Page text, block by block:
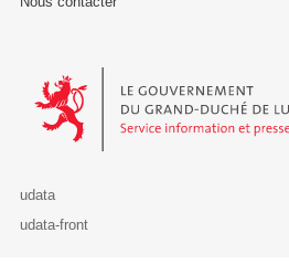
Le Gouvernement du Grand-Duché
udata
udata-front